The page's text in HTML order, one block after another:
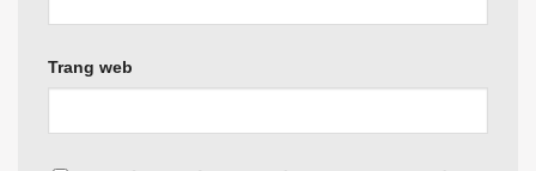
Trang web